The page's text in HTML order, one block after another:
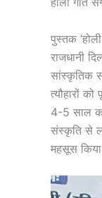
पुस्तक
राजधानी
सांस्कृतिक
त्यौहारों
4-5 साल
संस्कृति से
महसूस